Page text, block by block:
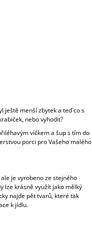
ještě menší zbytek a teď co s
nebo vyhodit?
víčkem a šup s tím do
porci pro Vašeho malého
je vyrobeno ze stejného
lze krásně využít jako mělký
najde pět tvarů, které tak
k jídlu.